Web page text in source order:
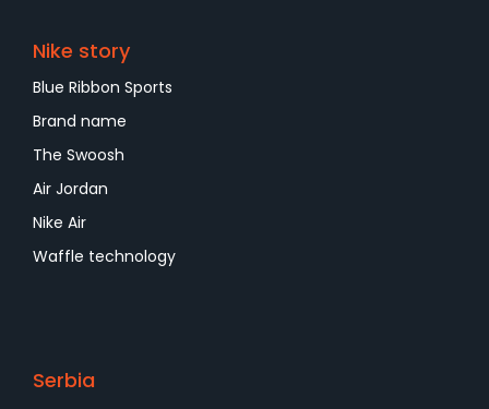
Nike story
Blue Ribbon Sports
Brand name
The Swoosh
Air Jordan
Nike Air
Waffle technology
Serbia